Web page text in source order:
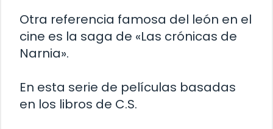
Otra referencia famosa del león en el
cine es la saga de «Las crónicas de
Narnia».
En esta serie de películas basadas
en los libros de C.S.